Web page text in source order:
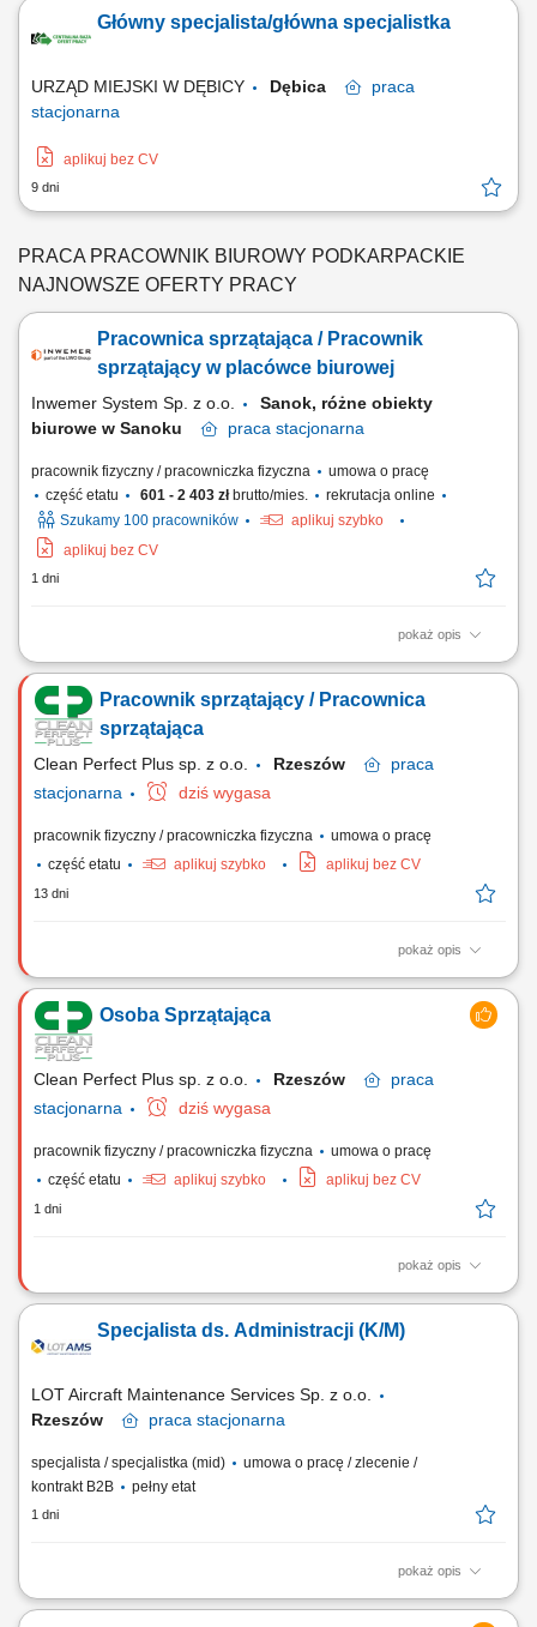
Główny specjalista/główna specjalistka
URZĄD MIEJSKI W DĘBICY Dębica
praca
stacjonarna
aplikuj bez CV
9 dni
PRACA PRACOWNIK BIUROWY PODKARPACKIE
NAJNOWSZE OFERTY PRACY
Pracownica sprzątająca / Pracownik
sprzątający w placówce biurowej
Inwemer System Sp. z o.o.
Sanok, różne obiekty
biurowe w Sanoku
praca stacjonarna
pracownik fizyczny / pracowniczka fizyczna
umowa o pracę
część etatu
601 - 2 403 złbrutto/mies.
rekrutacja online
Szukamy 100 pracowników
aplikuj szybko
aplikuj bez CV
1 dni
pokaż opis
od 1 godziny dziennie do 4 godzin dziennie, od godziny 7.00, od pon.
do pt. Wynagrodzenie miesięczne: od 600,75 zł brutto do 2403,00 zł
brutto Zakres obowiązków: utrzymanie porządku i czystości w placówce
biurowej: wycieranie kurzu, odkurzanie, mycie podłóg, serwis zaplecza
socjalnego oraz...
Pracownik sprzątający / Pracownica
sprzątająca
Clean Perfect Plus sp. z o.o. Rzeszów
praca
stacjonarna
dziś wygasa
pracownik fizyczny / pracowniczka fizyczna
umowa o pracę
część etatu
aplikuj szybko aplikuj bez CV
13 dni
pokaż opis
Zadania: Codzienne sprzątanie i utrzymywanie porządku w
pomieszczeniach biurowych, korytarzach oraz sanitariatach.
Opróżnianie koszy na śmieci oraz bieżąca segregacja odpadów.
Dbanie o estetykę, higienę i czystość w wyznaczonym miejscu pracy.
Monitorowanie stanu zapasów środków...
Osoba Sprzątająca
Clean Perfect Plus sp. z o.o. Rzeszów
praca
stacjonarna
dziś wygasa
pracownik fizyczny / pracowniczka fizyczna
umowa o pracę
część etatu
aplikuj szybko aplikuj bez CV
1 dni
pokaż opis
Opis stanowiska Codzienne sprzątanie i utrzymywanie porządku w
Opróżnianie koszy na śmieci i segregacja odpadów. Dbanie o estetykę i
higienę w miejscu pracy. Monitorowanie stanu zapasów środków
Specjalista ds. Administracji (K/M)
LOT Aircraft Maintenance Services Sp. z o.o.
Rzeszów
praca stacjonarna
specjalista / specjalistka (mid)
umowa o pracę / zlecenie /
kontrakt B2B
pełny etat
1 dni
pokaż opis
Zakres obowiązków: Profesjonalna obsługa recepcji, przyjmowanie